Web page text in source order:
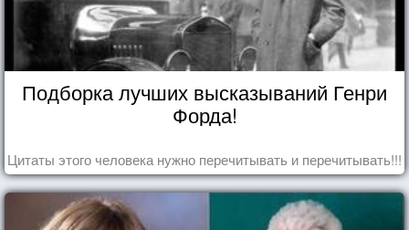
Подборка лучших высказываний Генри
Форда!
Цитаты этого человека нужно перечитывать и перечитывать!!!